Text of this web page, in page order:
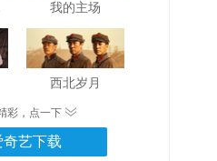
我的主场
西北岁月
彩，点一下
奇艺下载